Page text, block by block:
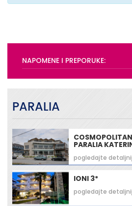
NAPOMENE I PREPORUKE:
PARALIA
PARALIA
pogledajte
IONI 3*
pogledajte